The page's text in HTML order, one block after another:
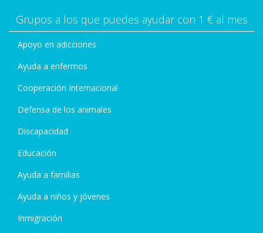
Grupos a los que puedes ayudar con 1 € al mes
Apoyo en adicciones
Ayuda a enfermos
Cooperación Internacional
Defensa de los animales
Discapacidad
Educación
Ayuda a familias
Ayuda a niños y jóvenes
Inmigración